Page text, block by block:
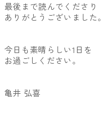
最後まで読んでくださり
ありがとうございました。
今日も素晴らしい1日を
お過ごしください。
亀井 弘喜